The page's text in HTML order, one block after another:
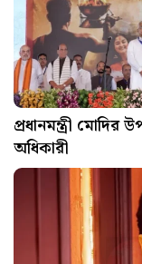
প্রধানমন্ত্রী মোদির
অধিকারী